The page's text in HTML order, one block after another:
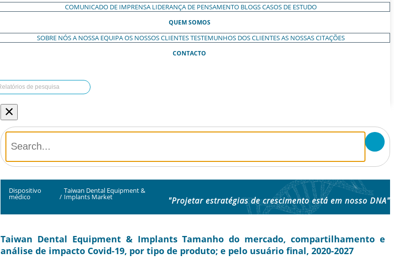
COMUNICADO DE IMPRENSA LIDERANÇA DE PENSAMENTO BLOGSCASOS DE ESTUDO
QUEM SOMOS
SOBRE NÓSA NOSSA EQUIPAOS NOSSOS CLIENTESTESTEMUNHOS DOS CLIENTESAS NOSSAS CITAÇÕES
CONTACTO
×
Dispositivo
médico /
Taiwan Dental Equipment &
Implants Market "Projetar estratégias de crescimento está em nosso DNA"
Taiwan Dental Equipment & Implants Tamanho do mercado, compartilhamento e
análise de impacto Covid-19, por tipo de produto; e pelo usuário final, 2020-2027